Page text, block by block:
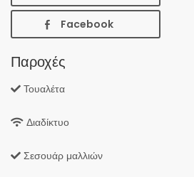
Facebook
Παροχές
Τουαλέτα
Διαδίκτυο
Σεσουάρ μαλλιών